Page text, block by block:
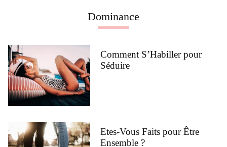
Dominance
Comment S’Habiller pour
Séduire
Etes-Vous Faits pour Être
Ensemble ?